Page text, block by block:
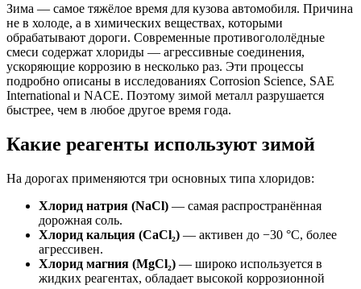
Зима — самое тяжёлое время для кузова автомобиля. Причина
не в холоде, а в химических веществах, которыми
обрабатывают дороги. Современные противогололёдные
смеси содержат хлориды — агрессивные соединения,
ускоряющие коррозию в несколько раз. Эти процессы
подробно описаны в исследованиях Corrosion Science, SAE
International и NACE. Поэтому зимой металл разрушается
быстрее, чем в любое другое время года.
Какие реагенты используют зимой
На дорогах применяются три основных типа хлоридов:
Хлорид натрия (NaCl) — самая распространённая
дорожная соль.
Хлорид кальция (CaCl₂) — активен до −30 °C, более
агрессивен.
Хлорид магния (MgCl₂) — широко используется в
жидких реагентах, обладает высокой коррозионной